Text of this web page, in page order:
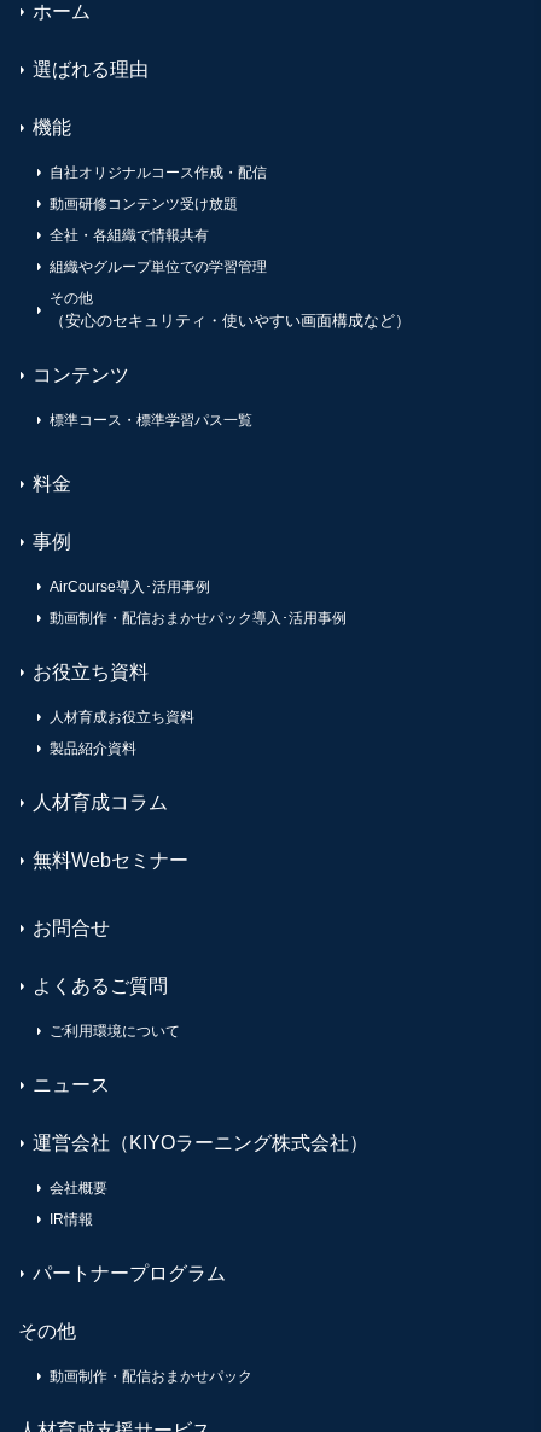
ホーム
選ばれる理由
機能
自社オリジナルコース作成・配信
動画研修コンテンツ受け放題
全社・各組織で情報共有
組織やグループ単位での学習管理
その他
（安心のセキュリティ・使いやすい画面構成など）
コンテンツ
標準コース・標準学習パス一覧
料金
事例
AirCourse導入･活用事例
動画制作・配信おまかせパック導入･活用事例
お役立ち資料
人材育成お役立ち資料
製品紹介資料
人材育成コラム
無料Webセミナー
お問合せ
よくあるご質問
ご利用環境について
ニュース
運営会社（KIYOラーニング株式会社）
会社概要
IR情報
パートナープログラム
その他
動画制作・配信おまかせパック